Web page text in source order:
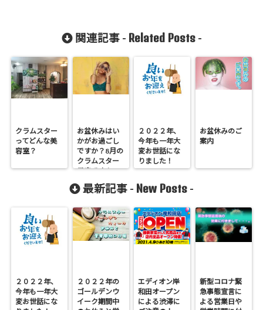
関連記事 - Related Posts-
クラムスター
ってどんな美
容室？
お盆休みはい
かがお過ごし
ですか？8月の
クラムスター
予定です！
２０２２年、
今年も一年大
変お世話にな
りました！
お盆休みのご
案内
最新記事 - New Posts -
２０２２年、
今年も一年大
変お世話にな
２０２２年の
ゴールデンウ
イーク期間中
エディオン岸
和田オープン
による渋滞に
新型コロナ緊
急事態宣言に
よる営業日や